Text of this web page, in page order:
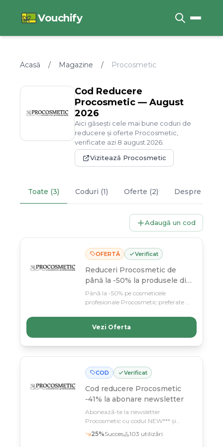
Vouchify
Acasă / Magazine / Procosmetic
Cod Reducere
Procosmetic — August
2026
Aici găsești cele mai bune coduri de
reducere și oferte Procosmetic
verificate azi 8 august 2026
Vizitează Procosmetic
Toate (3) Coduri (1) Oferte (2) Despre
Adaugă un cod
OFERTĂ Verificat
Reduceri Procosmetic de
până la -50% la produsele din
selecție
Până la -50% pe cosmeticele
profesionale Procosmetic preferate de
din selecție.
Vezi Oferta
COD Verificat
Cod reducere Procosmetic
-41% la abonare newsletter
Abonează-te la newsletter
Procosmetic cu codul NEW*** și
economisește 41% la produsele
cosmetice profesionale
25%Succes 103 utilizări